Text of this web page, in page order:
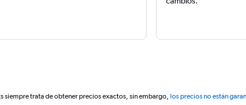
siempre trata de obtener precios exactos, sin embargo, los precios no están